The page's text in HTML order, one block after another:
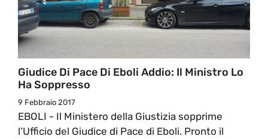
Giudice Di Pace Di Eboli Addio: Il Ministro Lo
Ha Soppresso
9 Febbraio 2017
EBOLI - Il Ministero della Giustizia sopprime
l’Ufficio del Giudice di Pace di Eboli. Pronto il